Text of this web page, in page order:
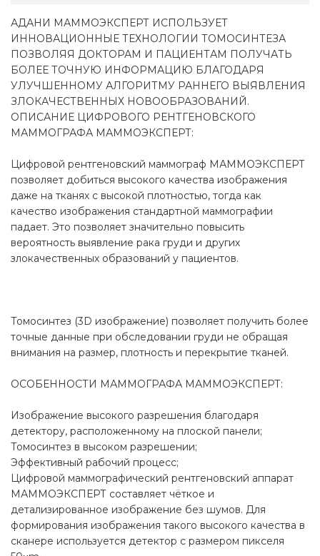
АДАНИ МАММОЭКСПЕРТ ИСПОЛЬЗУЕТ
ИННОВАЦИОННЫЕ ТЕХНОЛОГИИ ТОМОСИНТЕЗА
ПОЗВОЛЯЯ ДОКТОРАМ И ПАЦИЕНТАМ ПОЛУЧАТЬ
БОЛЕЕ ТОЧНУЮ ИНФОРМАЦИЮ БЛАГОДАРЯ
УЛУЧШЕННОМУ АЛГОРИТМУ РАННЕГО ВЫЯВЛЕНИЯ
ЗЛОКАЧЕСТВЕННЫХ НОВООБРАЗОВАНИЙ.
ОПИСАНИЕ ЦИФРОВОГО РЕНТГЕНОВСКОГО
МАММОГРАФА МАММОЭКСПЕРТ:
Цифровой рентгеновский маммограф МАММОЭКСПЕРТ
позволяет добиться высокого качества изображения
даже на тканях с высокой плотностью, тогда как
качество изображения стандартной маммографии
падает. Это позволяет значительно повысить
вероятность выявление рака груди и других
злокачественных образований у пациентов.
Томосинтез (3D изображение) позволяет получить более
точные данные при обследовании груди не обращая
внимания на размер, плотность и перекрытие тканей.
ОСОБЕННОСТИ МАММОГРАФА МАММОЭКСПЕРТ:
Изображение высокого разрешения благодаря
детектору, расположенному на плоской панели;
Томосинтез в высоком разрешении;
Эффективный рабочий процесс;
Цифровой маммографический рентгеновский аппарат
МАММОЭКСПЕРТ составляет чёткое и
детализированное изображение без шумов. Для
формирования изображения такого высокого качества в
сканере используется детектор с размером пикселя